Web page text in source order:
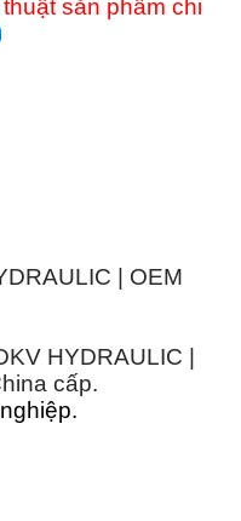
sản phẩm chi
| OEM
HYDRAULIC |
cấp.